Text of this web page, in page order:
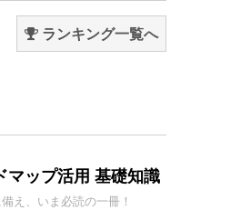
ランキング一覧へ
マップ活用 基礎知識
え、いま必読の一冊！